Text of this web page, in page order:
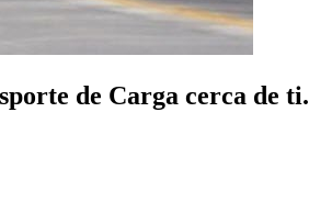
de Carga cerca de ti.